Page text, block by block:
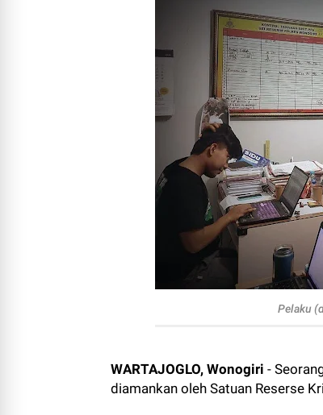
Pelaku
WARTAJOGLO, Wonogiri -
diamankan oleh Satuan Reserse